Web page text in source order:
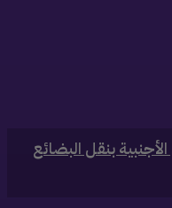
بنقل البضائع